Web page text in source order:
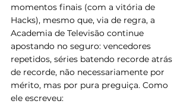
momentos finais (com a vitória de
Hacks), mesmo que, via de regra, a
Academia de Televisão continue
apostando no seguro: vencedores
repetidos, séries batendo recorde atrás
de recorde, não necessariamente por
mérito, mas por pura preguiça. Como
ele escreveu: